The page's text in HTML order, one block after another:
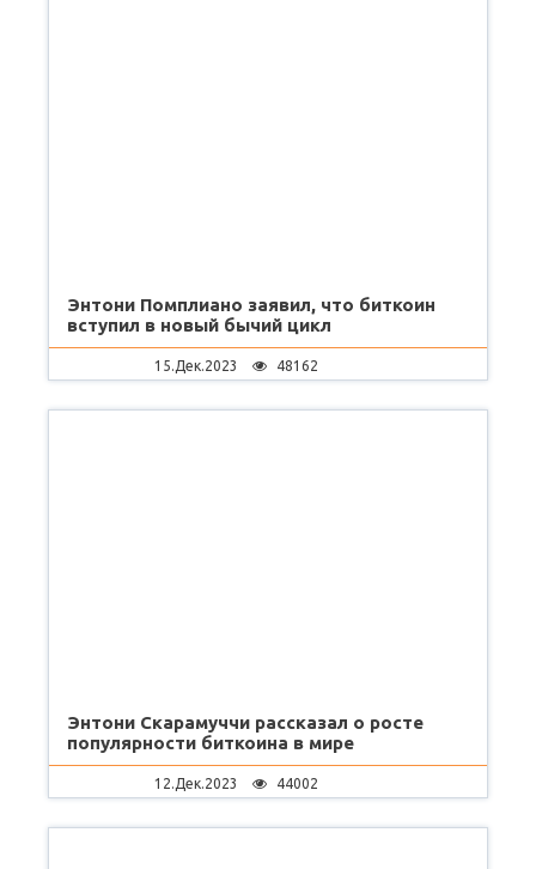
Энтони Помплиано заявил, что биткоин
вступил в новый бычий цикл
15.Дек.2023 48162
Энтони Скарамуччи рассказал о росте
популярности биткоина в мире
12.Дек.2023 44002